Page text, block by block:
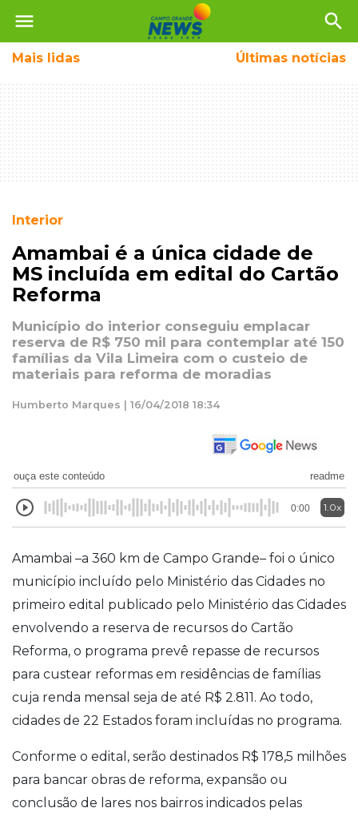
menu search
Mais lidas Últimas notícias
Interior
Amambai é a única cidade de
MS incluída em edital do Cartão
Reforma
Município do interior conseguiu emplacar
reserva de R$ 750 mil para contemplar até 150
famílias da Vila Limeira com o custeio de
materiais para reforma de moradias
Humberto Marques | 16/04/2018 18:34
ouça este conteúdo readme
0:00 1.0x
Amambai –a 360 km de Campo Grande– foi o único
município incluído pelo Ministério das Cidades no
primeiro edital publicado pelo Ministério das Cidades
envolvendo a reserva de recursos do Cartão
Reforma, o programa prevê repasse de recursos
para custear reformas em residências de famílias
cuja renda mensal seja de até R$ 2.811. Ao todo,
cidades de 22 Estados foram incluídas no programa.
Conforme o edital, serão destinados R$ 178,5 milhões
para bancar obras de reforma, expansão ou
conclusão de lares nos bairros indicados pelas